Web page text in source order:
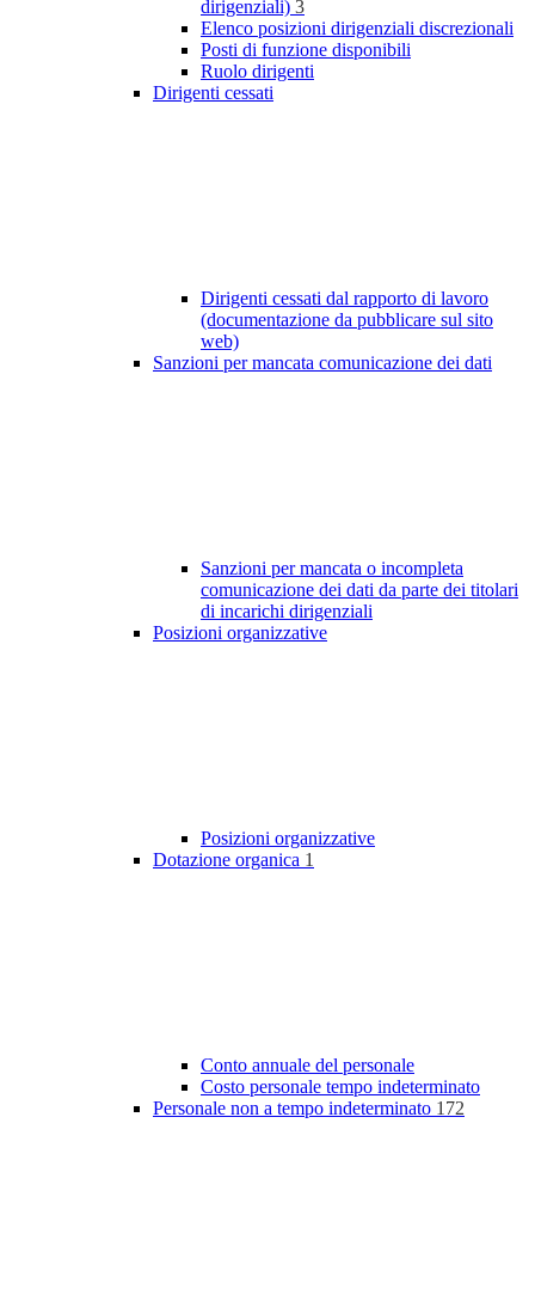
dirigenziali) 3
Elenco posizioni dirigenziali discrezionali
Posti di funzione disponibili
Ruolo dirigenti
Dirigenti cessati
Dirigenti cessati dal rapporto di lavoro
(documentazione da pubblicare sul sito
web)
Sanzioni per mancata comunicazione dei dati
Sanzioni per mancata o incompleta
comunicazione dei dati da parte dei titolari
di incarichi dirigenziali
Posizioni organizzative
Posizioni organizzative
Dotazione organica 1
Conto annuale del personale
Costo personale tempo indeterminato
Personale non a tempo indeterminato 172